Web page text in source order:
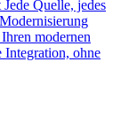
Jede Quelle, jedes
modernen
Integration, ohne